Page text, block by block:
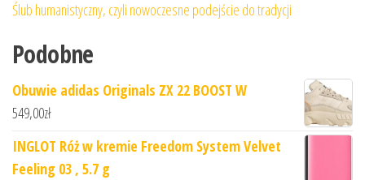
Ślub humanistyczny, czyli nowoczesne podejście do tradycji
Podobne
Obuwie adidas Originals ZX 22 BOOST W
549,00zł
INGLOT Róż w kremie Freedom System Velvet
Feeling 03 , 5.7 g